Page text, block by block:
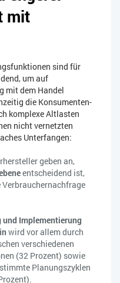
mit
sind für
um auf
mit dem Handel
die Konsumenten-
komplexe Altlasten
nicht vernetzten
Unterfangen:
geben an,
entscheidend ist,
Verbrauchernachfrage
und Implementierung
wird vor allem durch
verschiedenen
(32 Prozent) sowie
Planungszyklen